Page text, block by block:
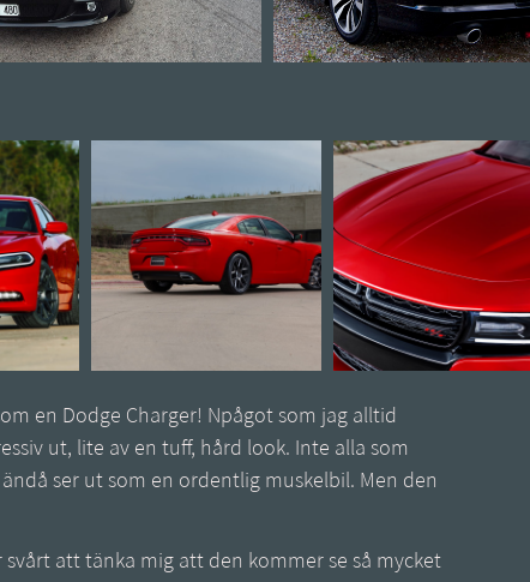
en Dodge Charger! Npågot som jag alltid
ut, lite av en tuff, hård look. Inte alla som
ser ut som en ordentlig muskelbil. Men den
att tänka mig att den kommer se så mycket